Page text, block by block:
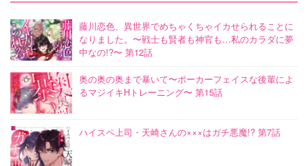
藤川恋色、異世界でめちゃくちゃイカせられることに
なりました。〜戦士も賢者も神官も…私のカラダに夢
中なの!?〜 第12話
奥の奥の奥まで暴いて〜ポーカーフェイスな後輩によ
るマジイキHトレーニング〜 第15話
ハイスペ上司・天崎さんの×××はガチ悪魔!? 第7話